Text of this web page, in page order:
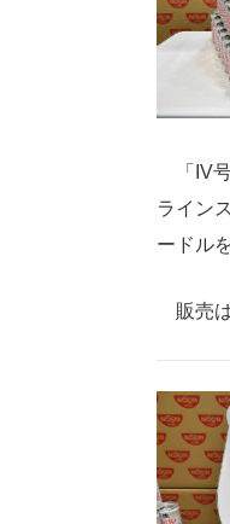
「IV号
ライン
ードル
販売は